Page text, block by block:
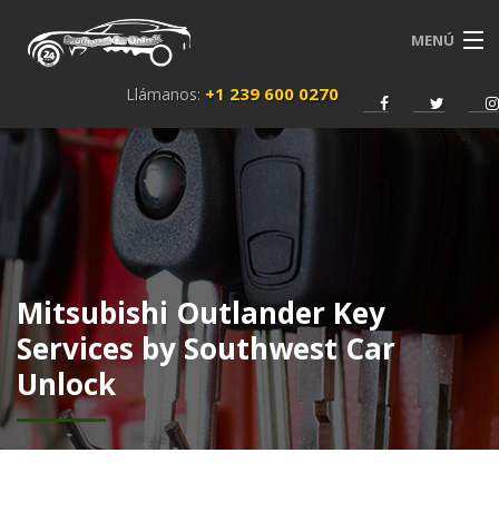
MENÚ
Llámanos: +1 239 600 0270
INICIO
SERVICIOS
SOBRE NOSOTROS
CONTACTO
ESPAÑOL
Mitsubishi Outlander Key
Services by Southwest Car
Unlock